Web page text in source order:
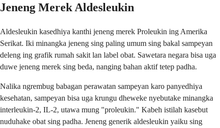
Jeneng Merek Aldesleukin
Aldesleukin kasedhiya kanthi jeneng merek Proleukin ing Amerika
Serikat. Iki minangka jeneng sing paling umum sing bakal sampeyan
deleng ing grafik rumah sakit lan label obat. Sawetara negara bisa uga
duwe jeneng merek sing beda, nanging bahan aktif tetep padha.
Nalika ngrembug babagan perawatan sampeyan karo panyedhiya
kesehatan, sampeyan bisa uga krungu dheweke nyebutake minangka
interleukin-2, IL-2, utawa mung "proleukin." Kabeh istilah kasebut
nuduhake obat sing padha. Jeneng generik aldesleukin yaiku sing